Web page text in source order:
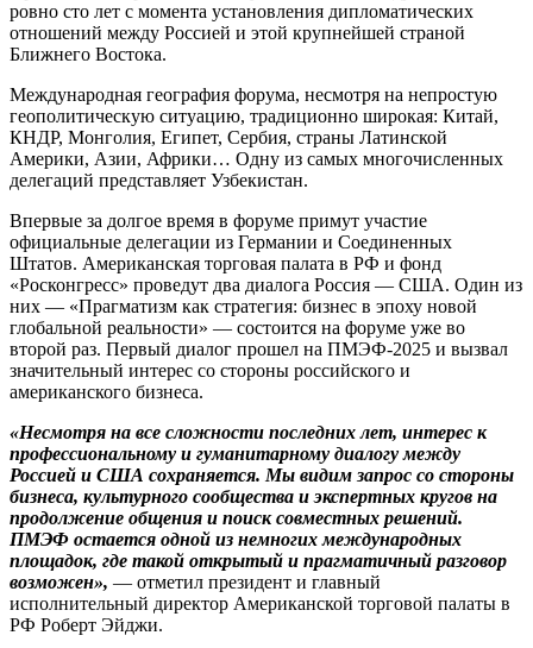
ровно сто лет с момента установления дипломатических
отношений между Россией и этой крупнейшей страной
Ближнего Востока.
Международная география форума, несмотря на непрос­тую
геополитическую ситуацию, традиционно широкая: Китай,
КНДР, Монголия, Египет, Сербия, страны Латинской
Америки, Азии, Африки… Одну из самых многочисленных
делегаций представляет Узбекистан.
Впервые за долгое время в форуме примут участие
официальные делегации из Германии и Соединенных
Штатов. Американская торговая палата в РФ и фонд
«Росконгресс» проведут два диалога Россия — США. Один из
них — «Прагматизм как стратегия: бизнес в эпоху новой
глобальной реальности» — состоится на форуме уже во
второй раз. Первый диалог прошел на ПМЭФ-2025 и вызвал
значительный интерес со стороны российского и
американского бизнеса.
«Несмотря на все сложности последних лет, интерес к
профессиональному и гуманитарному диалогу между
Россией и США сохраняется. Мы видим запрос со стороны
бизнеса, культурного сообщества и экспертных кругов на
продолжение общения и поиск совместных решений.
ПМЭФ остается одной из немногих международных
площадок, где такой открытый и прагматичный разговор
возможен», — отметил президент и главный
исполнительный директор Американской торговой палаты в
РФ Роберт Эйджи.